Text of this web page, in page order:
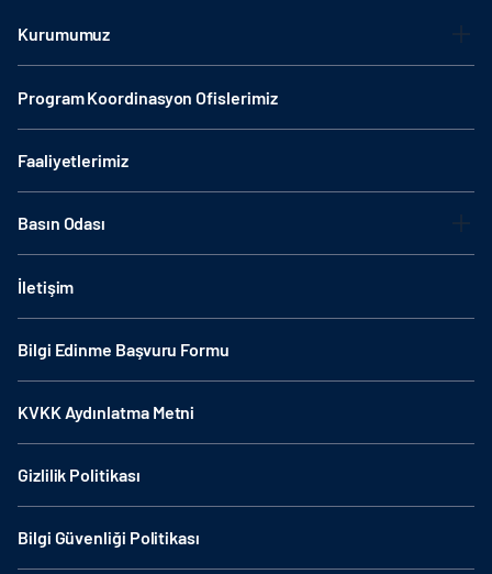
Kurumumuz
Program Koordinasyon Ofislerimiz
Faaliyetlerimiz
Basın Odası
İletişim
Bilgi Edinme Başvuru Formu
KVKK Aydınlatma Metni
Gizlilik Politikası
Bilgi Güvenliği Politikası